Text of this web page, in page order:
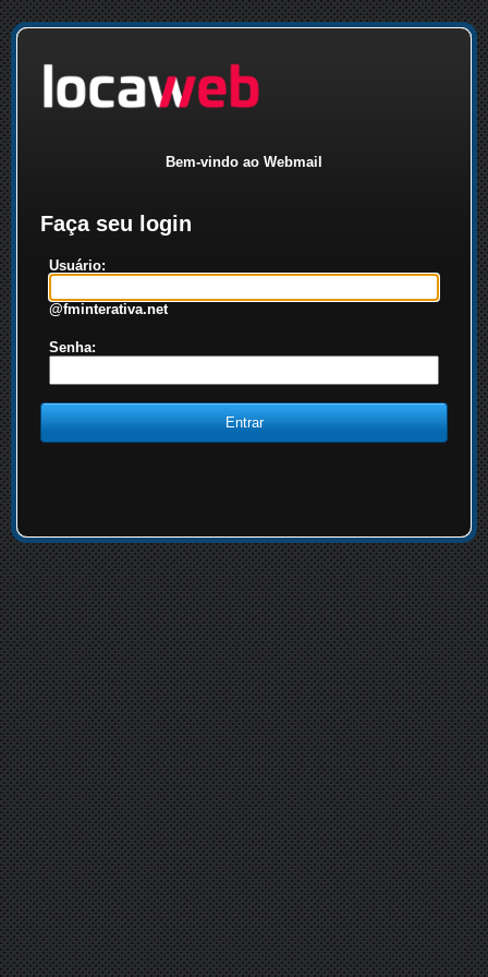
Bem-vindo ao Webmail
Faça seu login
Usuário:
@fminterativa.net
Senha: